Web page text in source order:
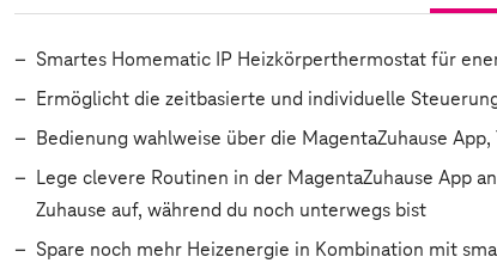
Smartes Homematic IP Heizkörperthermostat für
Ermöglicht die zeitbasierte und individuelle
Bedienung wahlweise über die MagentaZuhause
Lege clevere Routinen in der MagentaZuhause App
Zuhause auf, während du noch unterwegs bist
Spare noch mehr Heizenergie in Kombination mit